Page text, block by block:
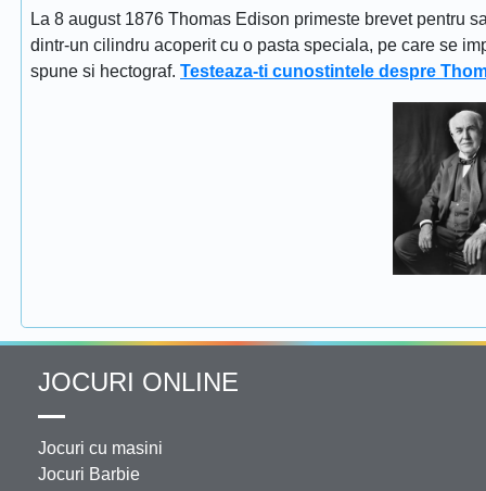
La 8 august 1876 Thomas Edison primeste brevet pentru
dintr-un cilindru acoperit cu o pasta speciala, pe care se
spune si hectograf. Testeaza-ti cunostintele despre
JOCURI ONLINE
Jocuri cu masini
Jocuri Barbie